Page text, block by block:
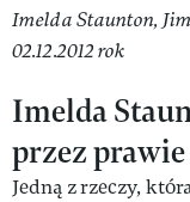
Imelda Staunton,
02.12.2012 rok
Imelda
przez
Jedną z rzeczy,